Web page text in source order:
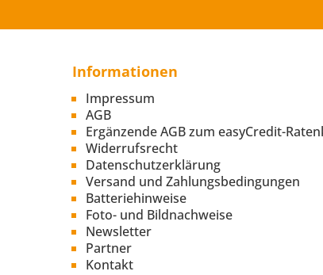
Informationen
Impressum
AGB
Ergänzende AGB zum easyCredit-
Widerrufsrecht
Datenschutzerklärung
Versand und Zahlungsbedingungen
Batteriehinweise
Foto- und Bildnachweise
Newsletter
Partner
Kontakt